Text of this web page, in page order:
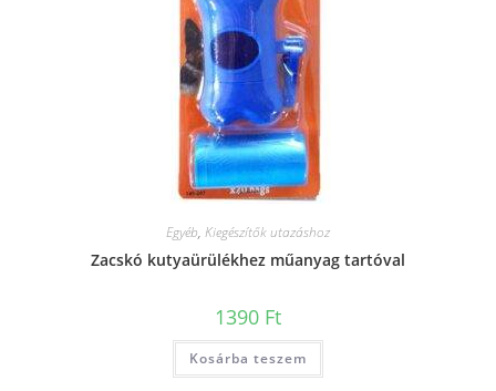
Egyéb, Kiegészítők utazáshoz
Zacskó kutyaürülékhez műanyag tartóval
1390 Ft
Kosárba teszem